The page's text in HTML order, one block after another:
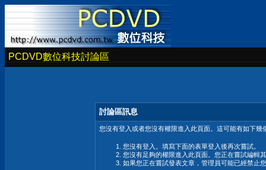
PCDVD數位科技討論區
討論區訊息
您沒有登入或者您沒有權限進入此頁面。這可能有如下幾
您沒有登入。填寫下面的表單登入後再次嘗試。
您沒有足夠的權限進入此頁面。您正在嘗試編輯
如果您正在嘗試發表文章，管理員可能已經禁止